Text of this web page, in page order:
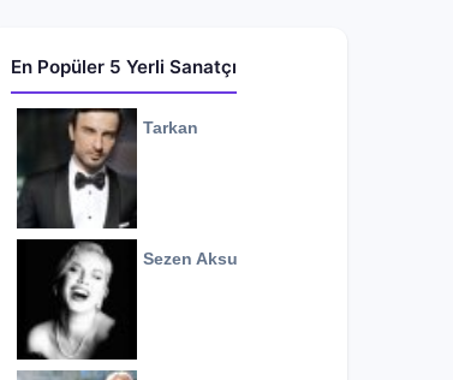
En Popüler 5 Yerli Sanatçı
Tarkan
Sezen Aksu